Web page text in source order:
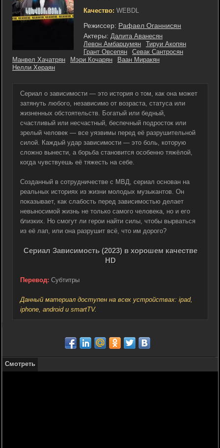
Качество: WEBDL
Режиссер: Рафаел Оганнисян
Актеры: Далита Аванесян
Левон Амбарцумян
Тируи Акопян
Грант Овсепян
Севак Сантросян
Манвел Хачатрян
Мэри Кочарян
Ваан Миракян
Нелли Хераян
Сериал о зависимости — это история о том, как она может
затянуть любого, независимо от возраста, статуса или
жизненных обстоятельств. Богатый или бедный,
счастливый или несчастный, беспечный подросток или
зрелый человек — все уязвимы перед её разрушительной
силой. Каждый удар зависимости — это боль, которую
сложно вынести, а борьба становится особенно тяжёлой,
когда чувствуешь её тяжесть на себе.
Созданный в сотрудничестве с МВД, сериал основан на
реальных историях из жизни молодых музыкантов. Он
показывает, как слабость перед зависимостью делает
невыносимой жизнь не только самого человека, но и его
близких. Но смогут ли герои найти силы, чтобы вырваться
из её лап, или она разрушит всё, что им дорого?
Сериал Зависимость (2023) в хорошем качестве
HD
Перевод: Субтитры
Данный материал доступен на всех устройствах: ipad,
iphone, android и smartTV.
Смотреть